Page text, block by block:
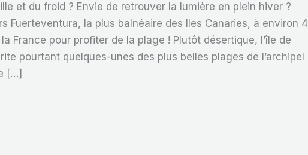
et du froid ? Envie de retrouver la lumière en plein hiver ?
Fuerteventura, la plus balnéaire des Iles Canaries, à environ 4
France pour profiter de la plage ! Plutôt désertique, l’île de
pourtant quelques-unes des plus belles plages de l’archipel
[…]